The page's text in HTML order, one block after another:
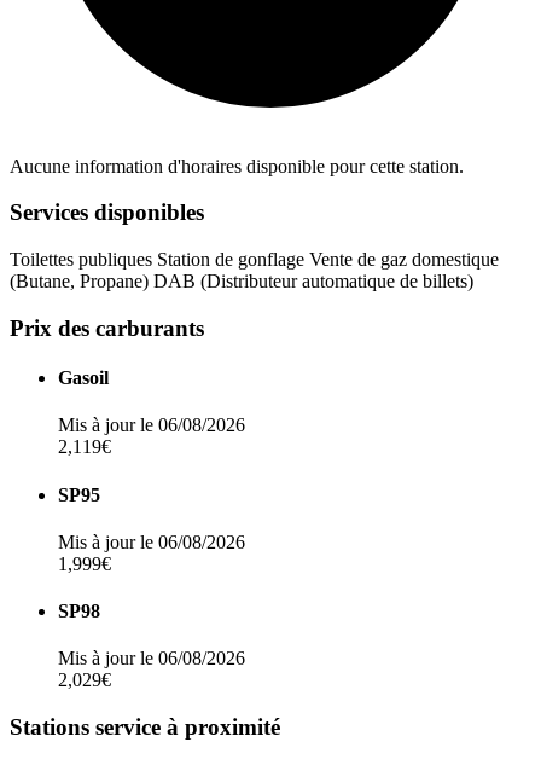
Aucune information d'horaires disponible pour cette station.
Services disponibles
Toilettes publiques Station de gonflage Vente de gaz domestique
(Butane, Propane) DAB (Distributeur automatique de billets)
Prix des carburants
Gasoil
Mis à jour le 06/08/2026
2,119€
SP95
Mis à jour le 06/08/2026
1,999€
SP98
Mis à jour le 06/08/2026
2,029€
Stations service à proximité